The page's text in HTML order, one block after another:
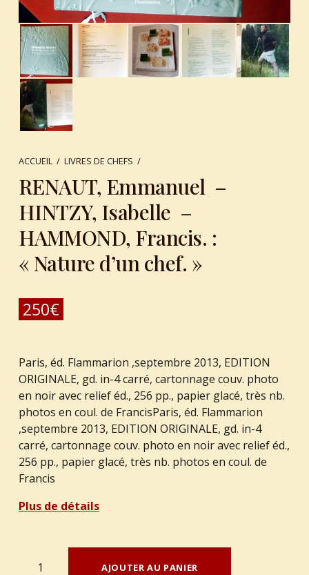
ACCUEIL / LIVRES DE CHEFS /
RENAUT, Emmanuel –
HINTZY, Isabelle –
HAMMOND, Francis. :
« Nature d’un chef. »
250€
Paris, éd. Flammarion ,septembre 2013, EDITION
ORIGINALE, gd. in-4 carré, cartonnage couv. photo
en noir avec relief éd., 256 pp., papier glacé, très nb.
photos en coul. de FrancisParis, éd. Flammarion
,septembre 2013, EDITION ORIGINALE, gd. in-4
carré, cartonnage couv. photo en noir avec relief éd.,
256 pp., papier glacé, très nb. photos en coul. de
Francis
Plus de détails
AJOUTER AU PANIER